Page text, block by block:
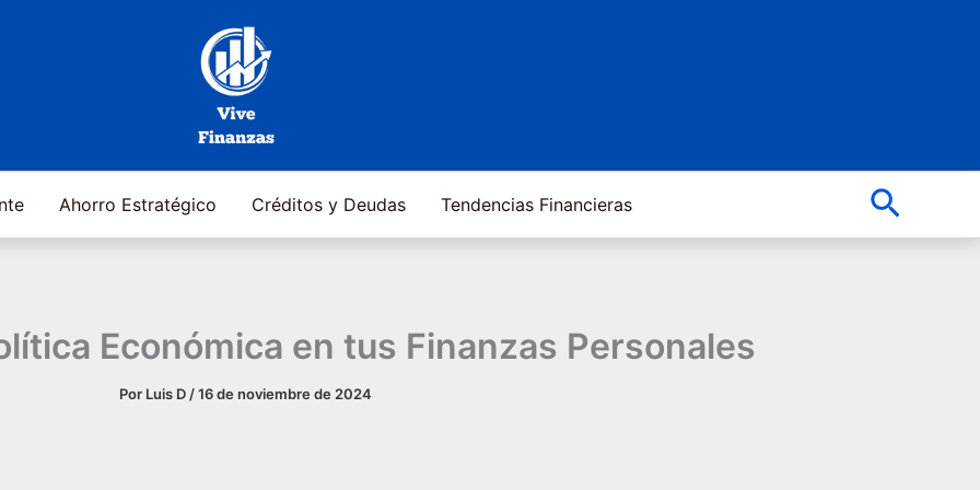
Ahorro Estratégico Créditos y Deudas Tendencias Financieras Buscar
Económica en tus Finanzas Personales
Por Luis D /16 de noviembre de 2024